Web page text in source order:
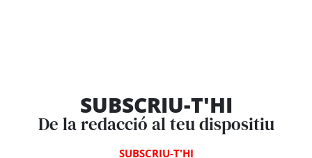
SUBSCRIU-T'HI
De la redacció al teu dispositiu
SUBSCRIU-T'HI